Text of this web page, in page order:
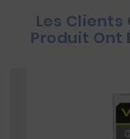
Les Clients
Produit Ont